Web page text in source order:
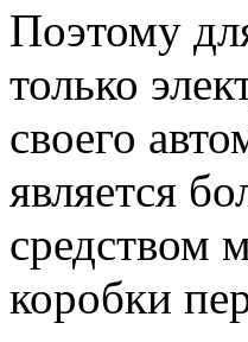
Поэтому
только
своего
является
средством
коробки